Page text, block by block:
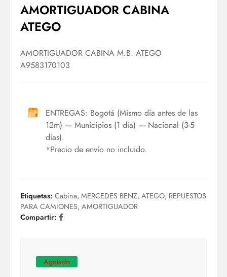
AMORTIGUADOR CABINA
ATEGO
AMORTIGUADOR CABINA M.B. ATEGO
A9583170103
ENTREGAS: Bogotá (Mismo día antes de las
12m) — Municipios (1 día) — Nacional (3-5
días).
*Precio de envío no incluido.
Etiquetas: Cabina, MERCEDES BENZ, ATEGO, REPUESTOS
PARA CAMIONES, AMORTIGUADOR
Compartir:
Agotado